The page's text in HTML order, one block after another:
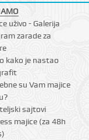
uživo - Galerija
zarade za
kako je nastao
su Vam majice
sajtovi
majice (za 48h